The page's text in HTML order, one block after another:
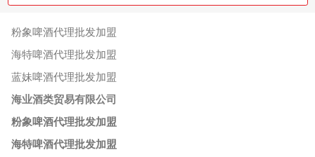
粉象啤酒代理批发加盟
海特啤酒代理批发加盟
蓝妹啤酒代理批发加盟
海业酒类贸易有限公司
粉象啤酒代理批发加盟
海特啤酒代理批发加盟